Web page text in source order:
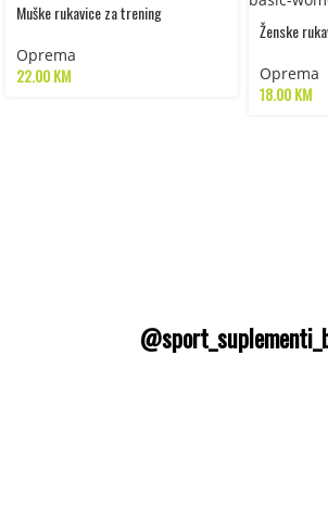
Muške rukavice za trening
Oprema
22.00KM
Ženske
Oprema
18.00KM